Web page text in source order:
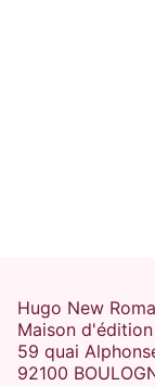
Hugo New
Maison
59 quai
92100